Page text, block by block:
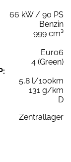
66 kW / 90 PS
Benzin
999 cm³
Euro6
4 (Green)
5,8 l/100km
131 g/km
D
Zentrallager